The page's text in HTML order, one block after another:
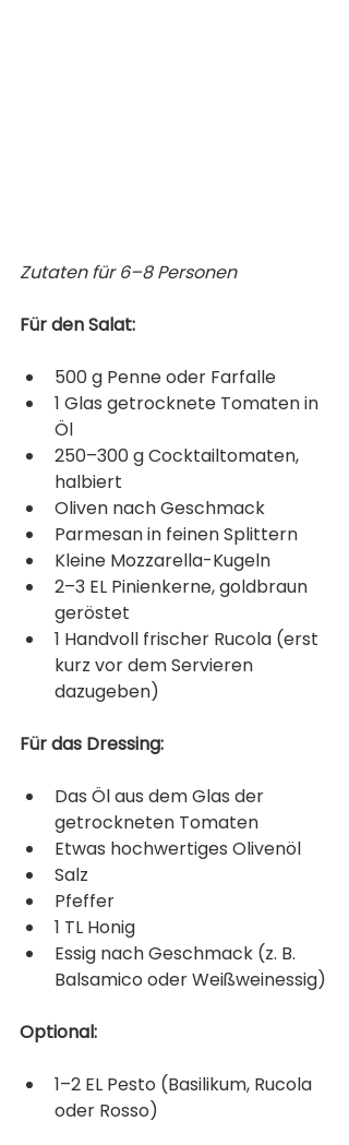
Zutaten für 6–8 Personen
Für den Salat:
500 g Penne oder Farfalle
1 Glas getrocknete Tomaten in
Öl
250–300 g Cocktailtomaten,
halbiert
Oliven nach Geschmack
Parmesan in feinen Splittern
Kleine Mozzarella-Kugeln
2–3 EL Pinienkerne, goldbraun
geröstet
1 Handvoll frischer Rucola (erst
kurz vor dem Servieren
dazugeben)
Für das Dressing:
Das Öl aus dem Glas der
getrockneten Tomaten
Etwas hochwertiges Olivenöl
Salz
Pfeffer
1 TL Honig
Essig nach Geschmack (z. B.
Balsamico oder Weißweinessig)
Optional:
1–2 EL Pesto (Basilikum, Rucola
oder Rosso)